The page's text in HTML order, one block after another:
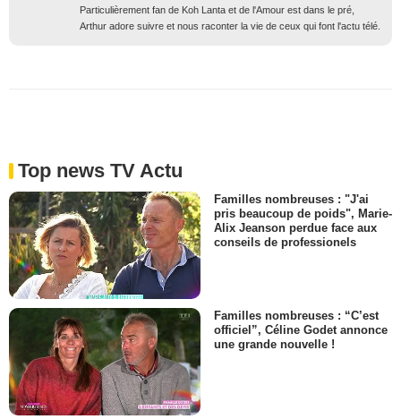
Particulièrement fan de Koh Lanta et de l'Amour est dans le pré,
Arthur adore suivre et nous raconter la vie de ceux qui font l'actu télé.
Top news TV Actu
Familles nombreuses : "J'ai
pris beaucoup de poids", Marie-
Alix Jeanson perdue face aux
conseils de professionels
Familles nombreuses : “C’est
officiel”, Céline Godet annonce
une grande nouvelle !